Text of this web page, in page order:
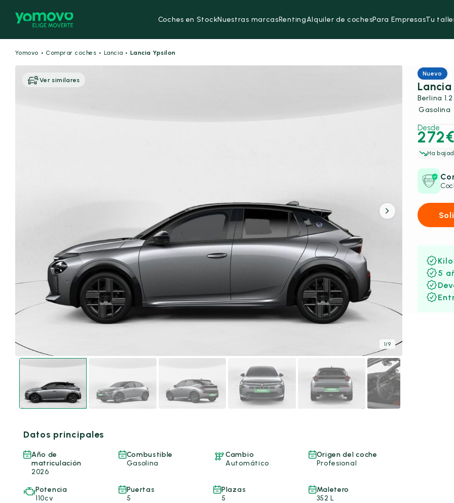
Coches en StockNuestras marcasRentingAlquiler de cochesPara EmpresasTu
Yomovo · Comprar coches · Lancia · Lancia Ypsilon
Ver similares
1/9
Nuevo
Berlina 1.2
Gasolina
Desde
272€
Ha
5
Datos principales
Año de
matriculación
2026
Combustible
Gasolina
Cambio
Automático
Origen del coche
Profesional
Potencia
110cv
Puertas
5
Plazas
5
Maletero
352 L